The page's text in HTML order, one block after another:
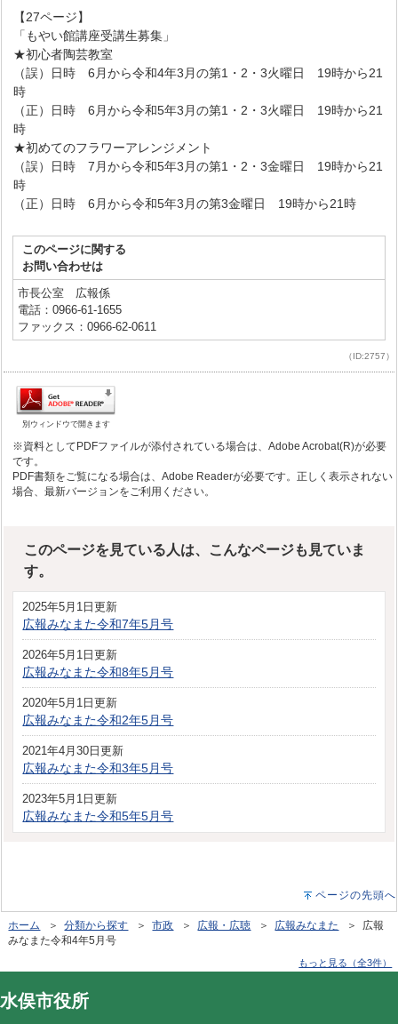
【27ページ】
「もやい館講座受講生募集」
★初心者陶芸教室
（誤）日時 6月から令和4年3月の第1・2・3火曜日 19時から21
時
（正）日時 6月から令和5年3月の第1・2・3火曜日 19時から21
時
★初めてのフラワーアレンジメント
（誤）日時 7月から令和5年3月の第1・2・3金曜日 19時から21
時
（正）日時 6月から令和5年3月の第3金曜日 19時から21時
このページに関する
お問い合わせは
市長公室 広報係
電話：0966-61-1655
ファックス：0966-62-0611
（ID:2757）
別ウィンドウで開きます
※資料としてPDFファイルが添付されている場合は、Adobe Acrobat(R)が必要
です。
PDF書類をご覧になる場合は、Adobe Readerが必要です。正しく表示されない
場合、最新バージョンをご利用ください。
このページを見ている人は、こんなページも見ていま
す。
2025年5月1日更新
広報みなまた令和7年5月号
2026年5月1日更新
広報みなまた令和8年5月号
2020年5月1日更新
広報みなまた令和2年5月号
2021年4月30日更新
広報みなまた令和3年5月号
2023年5月1日更新
広報みなまた令和5年5月号
ページの先頭へ
ホーム ＞分類から探す ＞市政 ＞ 広報・広聴 ＞ 広報みなまた
＞ 広報
みなまた令和4年5月号
もっと見る（全3件）
水俣市役所